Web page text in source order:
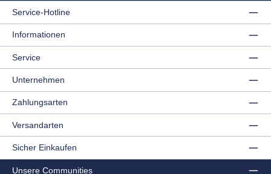
Service-Hotline
Informationen
Service
Unternehmen
Zahlungsarten
Versandarten
Sicher Einkaufen
Unsere Communities